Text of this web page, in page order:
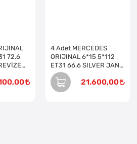
72.6
4 Adet MERCEDES
ORIJINAL 6*15 5*112
ET31 66.6 SILVER JANT
21.600,00